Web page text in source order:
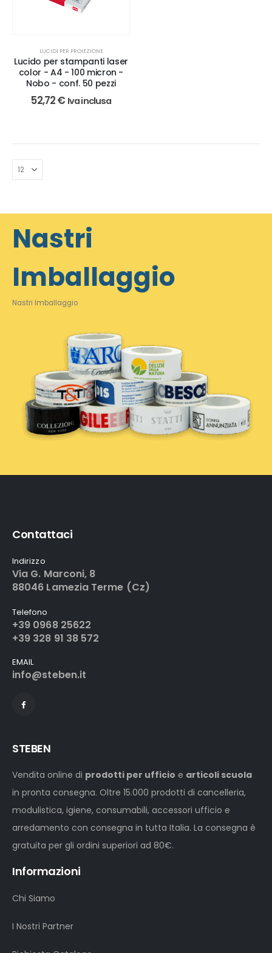
LUCIDI PER PROIEZIONE
Lucido per stampanti laser
color - A4 - 100 micron -
Nobo - conf. 50 pezzi
52,72€ Iva inclusa
Nastri
Imballaggio
Nastri Imballaggio
Contattaci
Indirizzo
Via G. Marconi, 8
88046 Lamezia Terme (Cz)
Telefono
+39 0968 25622
+39 328 91 38 572
EMAIL
info@steben.it
STEBEN
Vendita online di prodotti per ufficio e articoli scuola
in pronta consegna. Oltre 15.000 prodotti di cancelleria,
modulistica, igiene, consumabili, accessori ufficio e
arredamento con consegna in tutta Italia. La consegna è
gratuita per gli ordini superiori ad 80€.
Informazioni
Chi Siamo
I Nostri Partner